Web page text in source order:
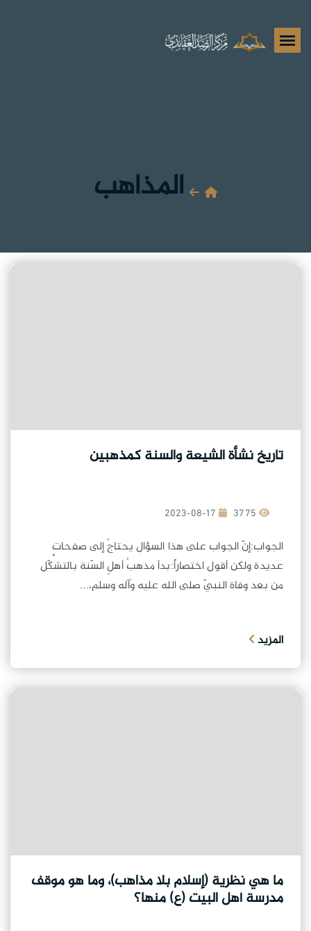
المذاهب
تاريخ نشأة الشيعة والسنة كمذهبين
2023-08-17
الجواب:إنّ الجواب على هذا السؤال يحتاجُ إلى صفحاتٍ
عديدة ولكن أقول اختصاراً:بدأ مذهبُ أهلِ السّنة بالتشكّل
من بعد وفاة النبيّ صلى الله عليه وآله وسلم،...
المزيد
ما هي نظرية (إسلام بلا مذاهب)، وما هو موقف
مدرسة أهل البيت (ع) منها؟